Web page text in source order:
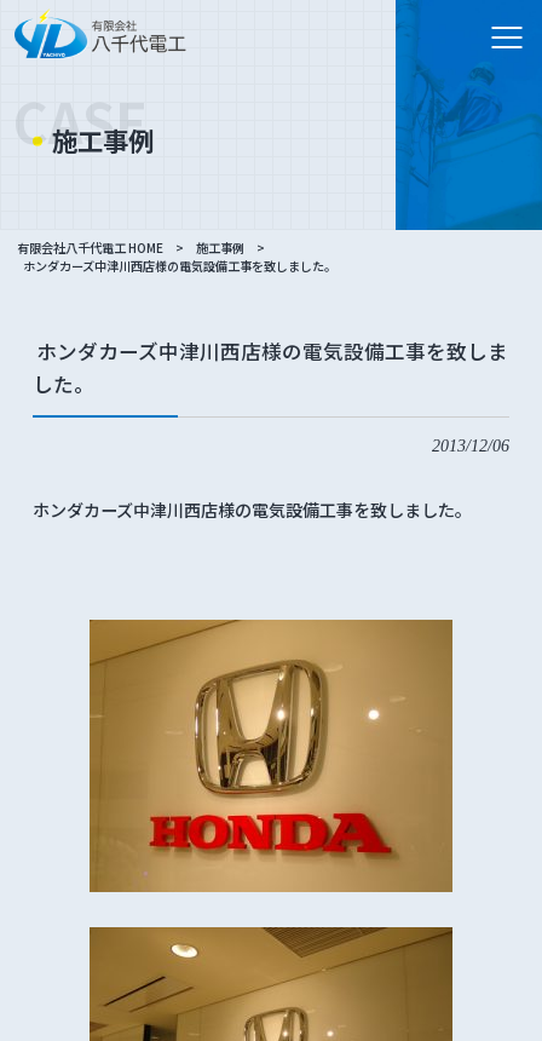
施工事例
CASE
有限会社八千代電工 HOME > 施工事例
>
ホンダカーズ中津川西店様の電気設備工事を致しました。
ホンダカーズ中津川西店様の電気設備工事を致しま
した。
2013/12/06
ホンダカーズ中津川西店様の電気設備工事を致しました。